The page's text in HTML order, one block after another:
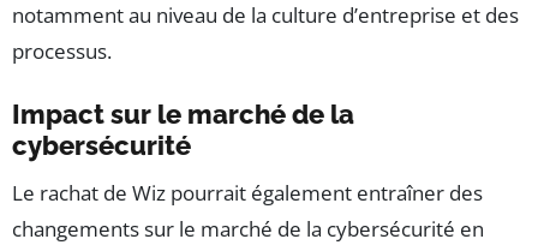
notamment au niveau de la culture d’entreprise et des
processus.
Impact sur le marché de la
cybersécurité
Le rachat de Wiz pourrait également entraîner des
changements sur le marché de la cybersécurité en